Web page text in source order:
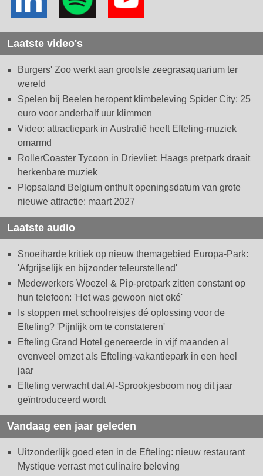
Laatste video's
Burgers' Zoo werkt aan grootste zeegrasaquarium ter
wereld
Spelen bij Beelen heropent klimbeleving Spider City: 25
euro voor anderhalf uur klimmen
Video: attractiepark in Australië heeft Efteling-muziek
omarmd
RollerCoaster Tycoon in Drievliet: Haags pretpark draait
herkenbare muziek
Plopsaland Belgium onthult openingsdatum van grote
nieuwe attractie: maart 2027
Laatste audio
Snoeiharde kritiek op nieuw themagebied Europa-Park:
'Afgrijselijk en bijzonder teleurstellend'
Medewerkers Woezel & Pip-pretpark zitten constant op
hun telefoon: 'Het was gewoon niet oké'
Is stoppen met schoolreisjes dé oplossing voor de
Efteling? 'Pijnlijk om te constateren'
Efteling Grand Hotel genereerde in vijf maanden al
evenveel omzet als Efteling-vakantiepark in een heel
jaar
Efteling verwacht dat AI-Sprookjesboom nog dit jaar
geïntroduceerd wordt
Vandaag een jaar geleden
Uitzonderlijk goed eten in de Efteling: nieuw restaurant
Mystique verrast met culinaire beleving